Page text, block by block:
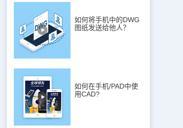
如何将手机中的DWG
图纸发送给他人？
如何在手机/PAD中使
用CAD?